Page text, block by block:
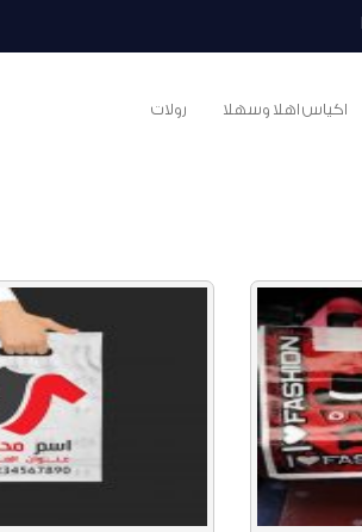
اكياس اهلا وسهلا رولات